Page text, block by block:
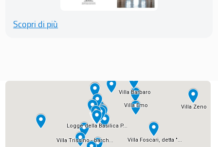
Scopri di più